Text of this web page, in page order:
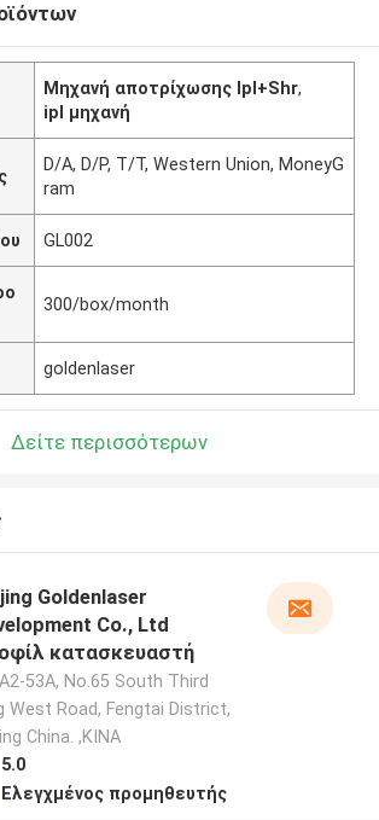
Μηχανή αποτρίχωσης Ipl+Shr,
ipl μηχανή
D/A, D/P, T/T, Western Union, MoneyG
ram
GL002
300/box/month
goldenlaser
Δείτε περισσότερων
Goldenlaser
Co., Ltd
κατασκευαστή
A2-53A, No.65 South Third
West Road, Fengtai District,
China. ,ΚΙΝΑ
5.0
Ελεγχμένος προμηθευτής